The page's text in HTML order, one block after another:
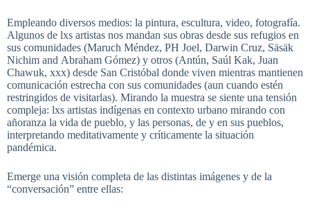
Empleando diversos medios: la pintura, escultura, video, fotografía.
Algunos de lxs artistas nos mandan sus obras desde sus refugios en
sus comunidades (Maruch Méndez, PH Joel, Darwin Cruz, Säsäk
Nichim and Abraham Gómez) y otros (Antún, Saúl Kak, Juan
Chawuk, xxx) desde San Cristóbal donde viven mientras mantienen
comunicación estrecha con sus comunidades (aun cuando estén
restringidos de visitarlas). Mirando la muestra se siente una tensión
compleja: lxs artistas indígenas en contexto urbano mirando con
añoranza la vida de pueblo, y las personas, de y en sus pueblos,
interpretando meditativamente y críticamente la situación
pandémica.
Emerge una visión completa de las distintas imágenes y de la
“conversación” entre ellas: